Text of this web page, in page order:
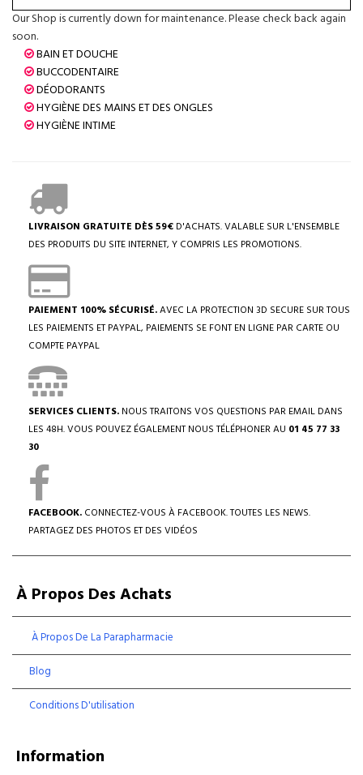
Our Shop is currently down for maintenance. Please check back again
soon.
BAIN ET DOUCHE
BUCCODENTAIRE
DÉODORANTS
HYGIÈNE DES MAINS ET DES ONGLES
HYGIÈNE INTIME
LIVRAISON GRATUITE DÈS 59€ D'ACHATS. VALABLE SUR L'ENSEMBLE
DES PRODUITS DU SITE INTERNET, Y COMPRIS LES PROMOTIONS.
PAIEMENT 100% SÉCURISÉ.AVEC LA PROTECTION 3D SECURE SUR TOUS
LES PAIEMENTS ET PAYPAL, PAIEMENTS SE FONT EN LIGNE PAR CARTE OU
COMPTE PAYPAL
SERVICES CLIENTS. NOUS TRAITONS VOS QUESTIONS PAR EMAIL DANS
LES 48H. VOUS POUVEZ ÉGALEMENT NOUS TÉLÉPHONER AU 01 45 77 33
30
FACEBOOK. CONNECTEZ-VOUS À FACEBOOK. TOUTES LES NEWS.
PARTAGEZ DES PHOTOS ET DES VIDÉOS
À Propos Des Achats
À Propos De La Parapharmacie
Blog
Conditions D'utilisation
Information